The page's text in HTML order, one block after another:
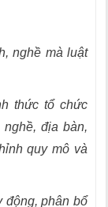
nghề mà luật
thức tổ chức
địa bàn,
quy mô và
động, phân bổ